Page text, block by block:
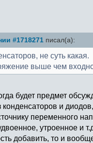
#1718271 писал(а):
не суть какая.
выше чем
будет предмет
и диодов,
переменного
утроенное и
добавить, то и